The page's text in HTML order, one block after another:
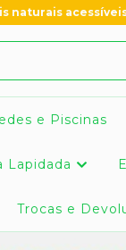
naturais
e Piscinas
Lapidada
Trocas e